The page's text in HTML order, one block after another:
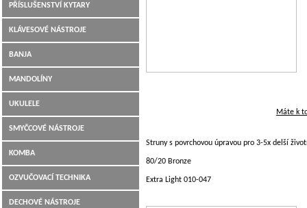
Máte k
Struny s povrchovou úpravou pro 3-5x delší
80/20 Bronze
Extra Light 010-047
PŘÍSLUŠENSTVÍ KYTARY
KLÁVESOVÉ NÁSTROJE
BANJA
MANDOLÍNY
UKULELE
SMYČCOVÉ NÁSTROJE
KOMBA
OZVUČOVACÍ TECHNIKA
DECHOVÉ NÁSTROJE